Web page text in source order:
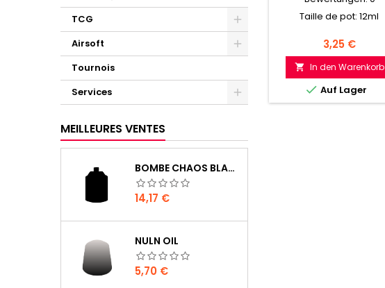
TCG
Airsoft
Tournois
Services
MEILLEURES VENTES
BOMBE CHAOS BLACK
Prix
14,17 €
NULN OIL
Prix
5,70 €
Taille de pot: 12ml
Preis
3,25 €
 In den Warenkorb
 Auf Lager